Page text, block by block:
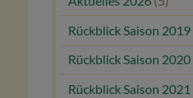
Rückblick Saison 2019
Rückblick Saison 2020
Rückblick Saison 2021